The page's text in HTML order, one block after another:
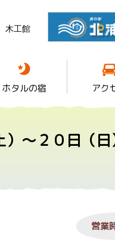
木工館
ホタルの宿 アク
）～２０日（
営業